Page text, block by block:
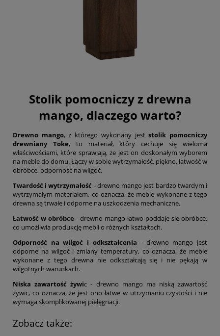
Stolik pomocniczy z drewna
mango, dlaczego warto?
Drewno mango, z którego wykonany jeststolik pomocniczy
drewniany Toke, to materiał, który cechuje się wieloma
właściwościami, które sprawiają, że jest on doskonałym wyborem
na meble do domu. Łączy w sobie wytrzymałość, piękno, łatwość w
obróbce, odporność na wilgoć.
Twardość i wytrzymałość - drewno mango jest bardzo twardym i
wytrzymałym materiałem, co oznacza, że meble wykonane z tego
drewna są trwałe i odporne na uszkodzenia mechaniczne.
Łatwość w obróbce - drewno mango łatwo poddaje się obróbce,
co umożliwia produkcję mebli o różnych kształtach.
Odporność na wilgoć i odkształcenia - drewno mango jest
odporne na wilgoć i zmiany temperatury, co oznacza, że meble
wykonane z tego drewna nie odkształcają się i nie pękają w
wilgotnych warunkach.
Niska zawartość żywic - drewno mango ma niską zawartość
żywic, co oznacza, że jest ono łatwe w utrzymaniu czystości i nie
wymaga skomplikowanej pielęgnacji.
Zobacz także: